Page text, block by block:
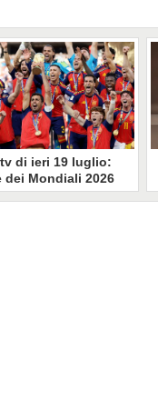
di ieri 19 luglio:
dei Mondiali 2026
Argentina